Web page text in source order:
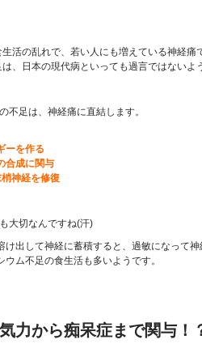
活の乱れで、若い人にも増えている神経痛
、日本の現代病といっても過言ではないよ
不足は、神経痛に直結します。
ーを作る
合成に関与
神経を修復
大切なんですね(汗)
け出して神経に蓄積すると、過敏になって
ム不足の食生活も多いようです。
力から痴呆症まで関与！